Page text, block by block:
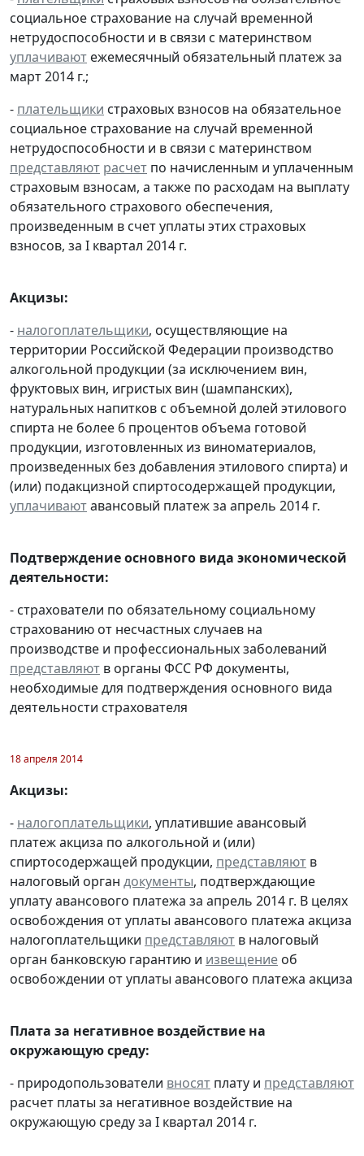
социальное страхование на случай временной
нетрудоспособности и в связи с материнством
уплачивают ежемесячный обязательный платеж за
март 2014 г.;
- плательщики страховых взносов на обязательное
социальное страхование на случай временной
нетрудоспособности и в связи с материнством
представляют расчет по начисленным и уплаченным
страховым взносам, а также по расходам на выплату
обязательного страхового обеспечения,
произведенным в счет уплаты этих страховых
взносов, за I квартал 2014 г.
Акцизы:
- налогоплательщики, осуществляющие на
территории Российской Федерации производство
алкогольной продукции (за исключением вин,
фруктовых вин, игристых вин (шампанских),
натуральных напитков с объемной долей этилового
спирта не более 6 процентов объема готовой
продукции, изготовленных из виноматериалов,
произведенных без добавления этилового спирта) и
(или) подакцизной спиртосодержащей продукции,
уплачиваютавансовый платеж за апрель 2014 г.
Подтверждение основного вида экономической
деятельности:
- страхователи по обязательному социальному
страхованию от несчастных случаев на
производстве и профессиональных заболеваний
представляют в органы ФСС РФ документы,
необходимые для подтверждения основного вида
деятельности страхователя
18 апреля 2014
Акцизы:
- налогоплательщики, уплатившие авансовый
платеж акциза по алкогольной и (или)
спиртосодержащей продукции, представляют в
налоговый орган документы, подтверждающие
уплату авансового платежа за апрель 2014 г. В целях
освобождения от уплаты авансового платежа акциза
налогоплательщики представляют в налоговый
орган банковскую гарантию и извещение об
освобождении от уплаты авансового платежа акциза
Плата за негативное воздействие на
окружающую среду:
- природопользователи вносят плату и представляют
расчет платы за негативное воздействие на
окружающую среду за I квартал 2014 г.